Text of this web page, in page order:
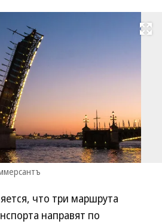
Развернуть
что три маршрута
направят по